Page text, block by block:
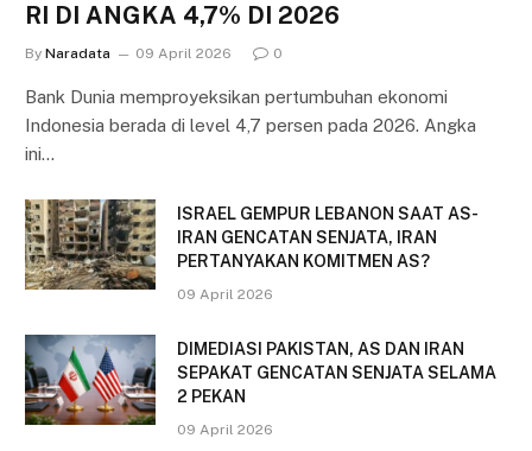
RI DI ANGKA 4,7% DI 2026
By Naradata 09 April 2026 0
Bank Dunia memproyeksikan pertumbuhan ekonomi
Indonesia berada di level 4,7 persen pada 2026. Angka
ini…
ISRAEL GEMPUR LEBANON SAAT AS-
IRAN GENCATAN SENJATA, IRAN
PERTANYAKAN KOMITMEN AS?
09 April 2026
DIMEDIASI PAKISTAN, AS DAN IRAN
SEPAKAT GENCATAN SENJATA SELAMA
2 PEKAN
09 April 2026